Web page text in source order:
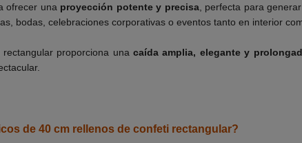
ofrecer una proyección potente y precisa, perfecta para
bodas, celebraciones corporativas o eventos tanto en interior
proporciona una caída amplia, elegante y
de 40 cm rellenos de confeti rectangular?